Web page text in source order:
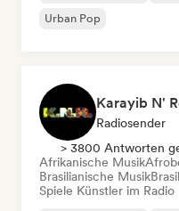
Urban Pop
Karayib N'
Radiosender
> 3800 Antworten
Afrikanische Musik
Brasilianische Musik
Spiele Künstler im Radio